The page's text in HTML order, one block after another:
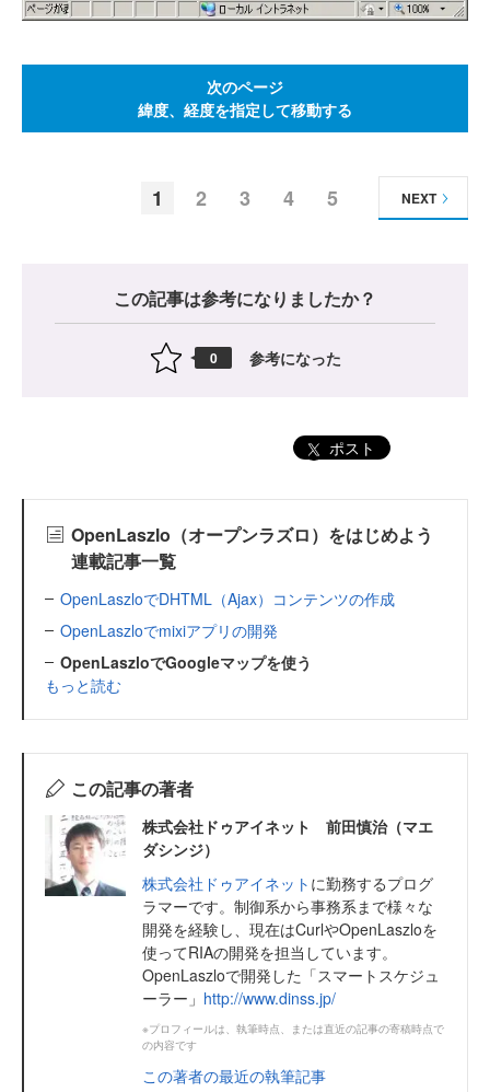
次のページ
緯度、経度を指定して移動する
1 2 3 4 5 NEXT
この記事は参考になりましたか？
0 参考になった
ポスト
OpenLaszlo（オープンラズロ）をはじめよう
連載記事一覧
OpenLaszloでDHTML（Ajax）コンテンツの作成
OpenLaszloでmixiアプリの開発
OpenLaszloでGoogleマップを使う
もっと読む
この記事の著者
株式会社ドゥアイネット 前田慎治（マエ
ダシンジ）
株式会社ドゥアイネット に勤務するプログ
ラマーです。制御系から事務系まで様々な
開発を経験し、現在はCurlやOpenLaszloを
使ってRIAの開発を担当しています。
OpenLaszloで開発した「スマートスケジュ
ーラー」 http://www.dinss.jp/
※プロフィールは、執筆時点、または直近の記事の寄稿時点で
の内容です
この著者の最近の執筆記事